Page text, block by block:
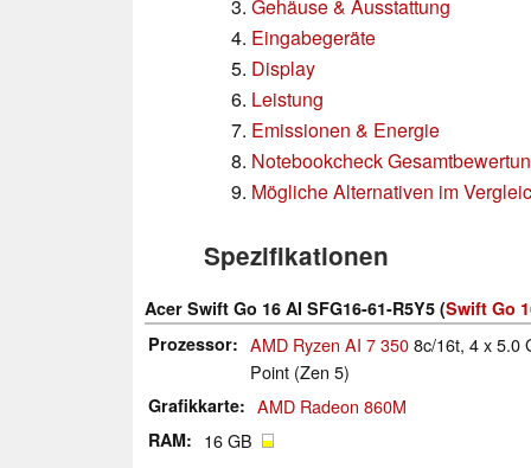
Gehäuse & Ausstattung
Eingabegeräte
Display
Leistung
Emissionen & Energie
Notebookcheck
Mögliche Alternativen im
Spezifikationen
Acer Swift Go 16 AI SFG16-61-R5Y5 (Swift Go
Prozessor
AMD Ryzen AI 7 3508c/16t, 4 x 5.0
Point (Zen 5)
Grafikkarte AMD Radeon 860M
RAM 16 GB